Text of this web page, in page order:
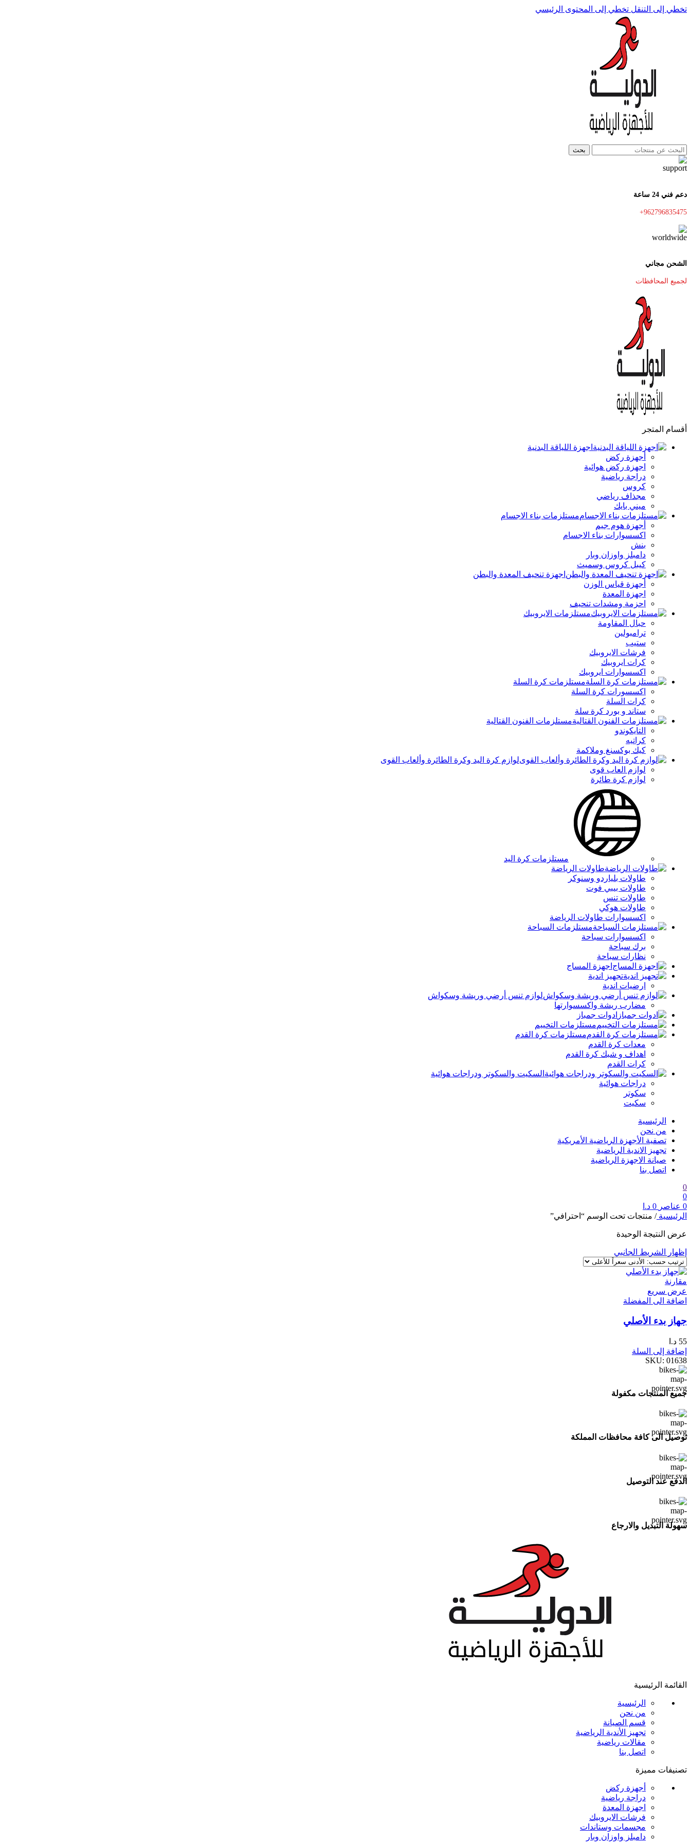
تخطي إلى التنقل تخطي إلى المحتوى الرئيسي
بحث
دعم فني 24 ساعة
+962796835475
الشحن مجاني
لجميع المحافظات
أقسام المتجر
اجهزة اللياقة البدنية
أجهزة ركض
اجهزة ركض هوائية
دراجة رياضية
كروس
مجذاف رياضي
ميني بايك
مستلزمات بناء الاجسام
أجهزة هوم جيم
اكسسوارات بناء الاجسام
بنش
دامبلز واوزان وبار
كيبل كروس وسميث
اجهزة تنحيف المعدة والبطن
أجهزة قياس الوزن
اجهزة المعدة
احزمة ومشدات تنحيف
مستلزمات الايروبيك
حبال المقاومة
ترامبولين
ستيب
فرشات الايروبيك
كرات ايروبيك
اكسسوارات ايروبيك
مستلزمات كرة السلة
اكسسورات كرة السلة
كرات السلة
ستاند و بورد كرة سلة
مستلزمات الفنون القتالية
التايكوندو
كراتيه
كيك بوكسنغ وملاكمة
لوازم كرة اليد وكرة الطائرة وألعاب القوى
لوازم العاب قوى
لوازم كرة طائرة
مستلزمات كرة اليد
طاولات الرياضة
طاولات بلياردو وسنوكر
طاولات بيبي فوت
طاولات تنس
طاولات هوكي
اكسسوارات طاولات الرياضة
مستلزمات السباحة
اكسسوارات سباحة
برك سباحة
نظارات سباحة
اجهزة المساج
تجهيز اندية
ارضيات اندية
لوازم تنس أرضي وريشة وسكواش
مضارب ريشة واكسسوارتها
ادوات جمباز
مستلزمات التخييم
مستلزمات كرة القدم
معدات كرة القدم
اهداف و شبك كرة القدم
كرات القدم
السكيت والسكوتر ودراجات هوائية
دراجات هوائية
سكوتر
سكيت
الرئيسية
من نحن
تصفية الأجهزة الرياضية الأمريكية
تجهيز الاندية الرياضية
صيانة الاجهزة الرياضية
اتصل بنا
0
0
0 عناصر 0 د.ا
الرئيسية/ منتجات تحت الوسم “احترافي”
عرض النتيجة الوحيدة
إظهار الشريط الجانبي
مقارنة
عرض سريع
اضافة الى المفضلة
جهاز بدء الأصلي
55 د.ا
إضافة إلى السلة
SKU: 01638
جميع المنتجات مكفولة
توصيل الى كافة محافظات المملكة
الدفع عند التوصيل
سهولة التبديل والارجاع
القائمة الرئيسية
الرئيسية
من نحن
قسم الصيانة
تجهيز الأندية الرياضية
مقالات رياضية
اتصل بنا
تصنيفات مميزة
أجهزة ركض
دراجة رياضية
اجهزة المعدة
فرشات الايروبيك
مجسمات وستاندات
دامبلز واوزان وبار